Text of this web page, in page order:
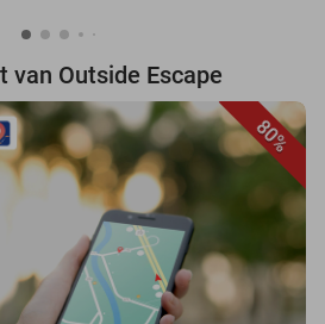
van Outside Escape
80%